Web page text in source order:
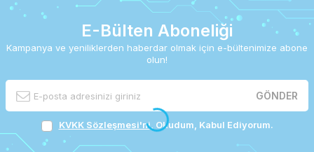
E-Bülten Aboneliği
Kampanya ve yeniliklerden haberdar olmak için e-bültenimize abone
olun!
GÖNDER
KVKK Sözleşmesi'ni, Okudum, Kabul Ediyorum.